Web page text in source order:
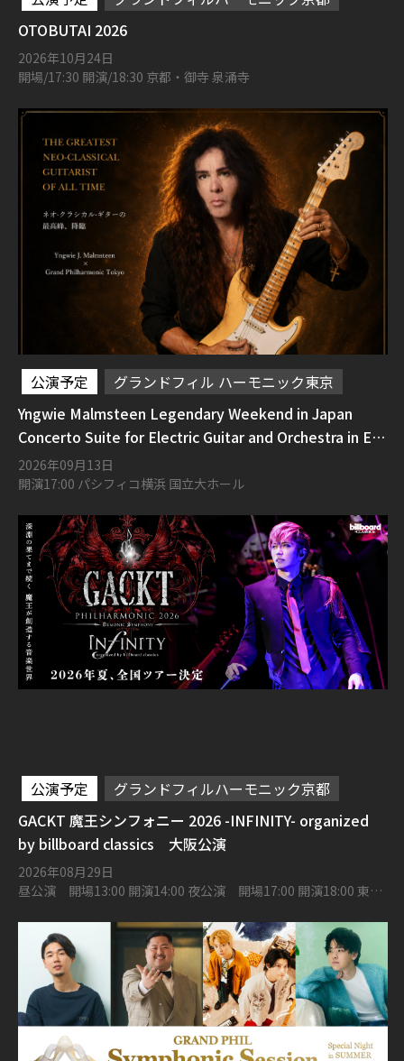
OTOBUTAI 2026
2026年10月24日
開場/17:30 開演/18:30 京都・御寺 泉涌寺
公演予定
グランドフィル ハーモニック東京
Yngwie Malmsteen Legendary Weekend in Japan
Concerto Suite for Electric Guitar and Orchestra in E
Flat Minor Opus 1
2026年09月13日
開演17:00 パシフィコ横浜 国立大ホール
公演予定
グランドフィルハーモニック京都
GACKT 魔王シンフォニー 2026 -INFINITY- organized
by billboard classics 大阪公演
2026年08月29日
昼公演 開場13:00 開演14:00 夜公演 開場17:00 開演18:00 東京